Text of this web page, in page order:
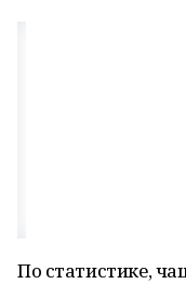
По статистике,